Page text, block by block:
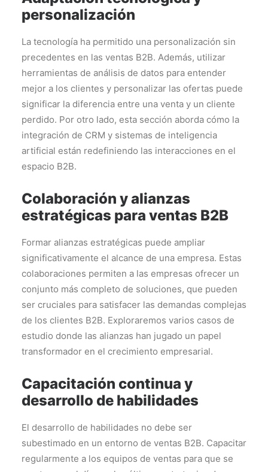
personalización
La tecnología ha permitido una personalización sin
precedentes en las ventas B2B. Además, utilizar
herramientas de análisis de datos para entender
mejor a los clientes y personalizar las ofertas puede
significar la diferencia entre una venta y un cliente
perdido. Por otro lado, esta sección aborda cómo la
integración de CRM y sistemas de inteligencia
artificial están redefiniendo las interacciones en el
espacio B2B.
Colaboración y alianzas
estratégicas para ventas B2B
Formar alianzas estratégicas puede ampliar
significativamente el alcance de una empresa. Estas
colaboraciones permiten a las empresas ofrecer un
conjunto más completo de soluciones, que pueden
ser cruciales para satisfacer las demandas complejas
de los clientes B2B. Exploraremos varios casos de
estudio donde las alianzas han jugado un papel
transformador en el crecimiento empresarial.
Capacitación continua y
desarrollo de habilidades
El desarrollo de habilidades no debe ser
subestimado en un entorno de ventas B2B. Capacitar
regularmente a los equipos de ventas para que se